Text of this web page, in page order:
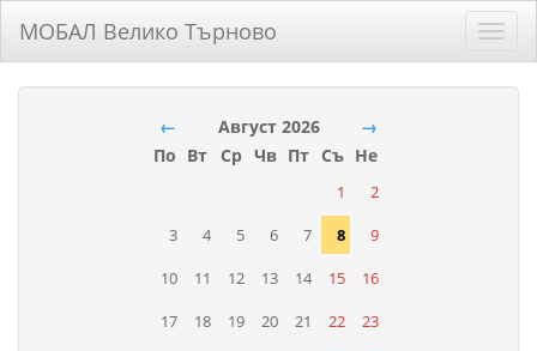
МОБАЛ Велико Търново
← Август 2026
→
По Вт Ср Чв Пт Съ Не
1
2
3
4 5 6 7 8
9
10
11 12 13 14 15
16
17
18 19 20 21 22
23